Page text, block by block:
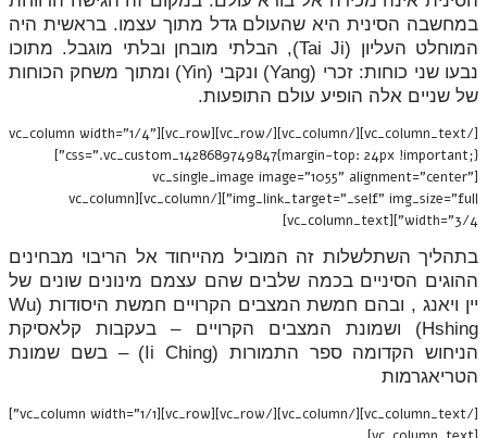
במחשבה הסינית היא שהעולם גדל מתוך עצמו. בראשית היה
המוחלט העליון (Tai Ji), הבלתי מובחן ובלתי מוגבל. מתוכו
נבעו שני כוחות: זכרי (Yang) ונקבי (Yin) ומתוך משחק הכוחות
של שניים אלה הופיע עולם התופעות.
[/vc_column_text][/vc_column][/vc_row][vc_row][vc_column width="1/4"
css=".vc_custom_1428689749847{margin-top: 24px !important;}"]
[vc_single_image image="1055" alignment="center"
img_link_target="_self" img_size="full"][/vc_column][vc_column
width="3/4"][vc_column_text]
בתהליך השתלשלות זה המוביל מהייחוד אל הריבוי מבחינים
ההוגים הסיניים בכמה שלבים שהם עצמם מינונים שונים של
יין ויאנג , ובהם חמשת המצבים הקרויים חמשת היסודות (Wu
Hshing) ושמונת המצבים הקרויים – בעקבות קלאסיקת
הניחוש הקדומה ספר התמורות (Ii Ching) – בשם שמונת
הטריאגרמות
[/vc_column_text][/vc_column][/vc_row][vc_row][vc_column width="1/1"]